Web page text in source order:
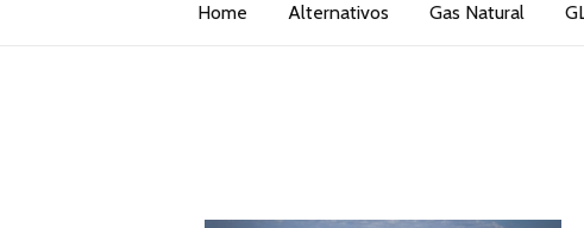
Home Alternativos Gas Natural